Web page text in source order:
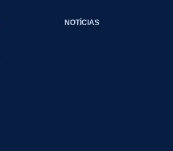
NOTÍCIAS